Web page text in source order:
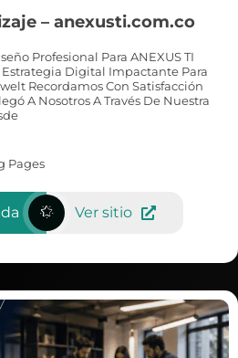
– anexusti.com.co
Profesional Para ANEXUS TI
Estrategia Digital Impactante Para
Recordamos Con Satisfacción
A Nosotros A Través De Nuestra
Pages
Ver sitio